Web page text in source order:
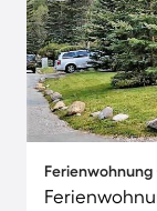
Ferienwohnung